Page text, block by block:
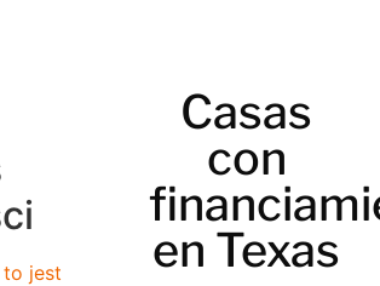
to jest
Casas
con
en Texas